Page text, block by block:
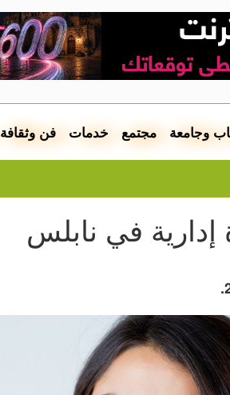
وجامعة مجتمع خدمات فن وثقافة
في نابلس